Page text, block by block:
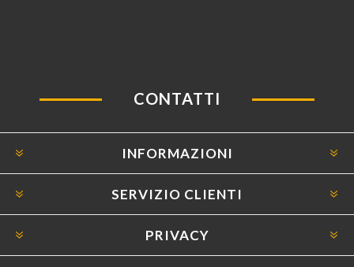
CONTATTI
INFORMAZIONI
SERVIZIO CLIENTI
PRIVACY